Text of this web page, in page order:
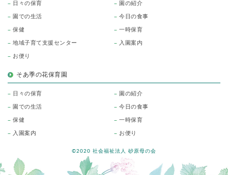
日々の保育 園の紹介
園での生活 今日の食事
保健 一時保育
地域子育て支援センター 入園案内
お便り
そあ季の花保育園
日々の保育 園の紹介
園での生活 今日の食事
保健 一時保育
入園案内 お便り
©2020 社会福祉法人 砂原母の会